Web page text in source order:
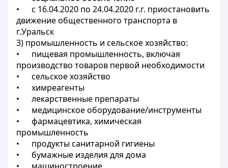
• с 16.04.2020 по 24.04.2020 г.г. приостановить
движение общественного транспорта в
г.Уральск
3) промышленность и сельское хозяйство:
• пищевая промышленность, включая
производство товаров первой необходимости
• сельское хозяйство
• химреагенты
• лекарственные препараты
• медицинское оборудование/инструменты
• фармацевтика, химическая
промышленность
• продукты санитарной гигиены
• бумажные изделия для дома